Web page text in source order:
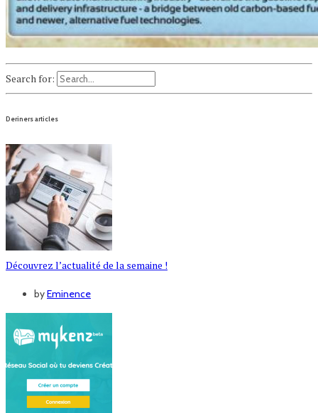
Search for:
Deriners articles
Découvrez l’actualité de la semaine !
byEminence